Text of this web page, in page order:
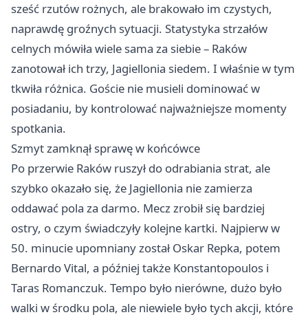
sześć rzutów rożnych, ale brakowało im czystych,
naprawdę groźnych sytuacji. Statystyka strzałów
celnych mówiła wiele sama za siebie – Raków
zanotował ich trzy, Jagiellonia siedem. I właśnie w tym
tkwiła różnica. Goście nie musieli dominować w
posiadaniu, by kontrolować najważniejsze momenty
spotkania.
Szmyt zamknął sprawę w końcówce
Po przerwie Raków ruszył do odrabiania strat, ale
szybko okazało się, że Jagiellonia nie zamierza
oddawać pola za darmo. Mecz zrobił się bardziej
ostry, o czym świadczyły kolejne kartki. Najpierw w
50. minucie upomniany został Oskar Repka, potem
Bernardo Vital, a później także Konstantopoulos i
Taras Romanczuk. Tempo było nierówne, dużo było
walki w środku pola, ale niewiele było tych akcji, które